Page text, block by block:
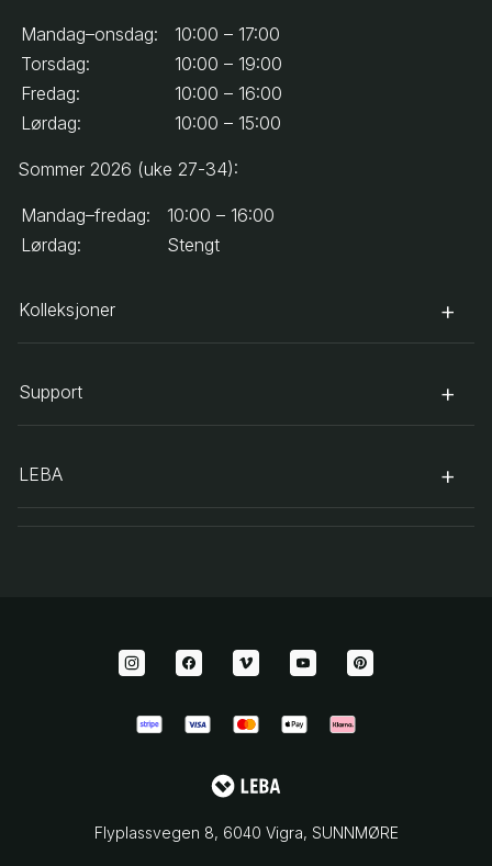
Mandag–onsdag:
10:00 – 17:00
Torsdag:
10:00 – 19:00
Fredag:
10:00 – 16:00
Lørdag:
10:00 – 15:00
Sommer 2026 (uke 27-34):
Mandag–fredag:
10:00 – 16:00
Lørdag:
Stengt
Kolleksjoner
Support
LEBA
Flyplassvegen 8, 6040 Vigra, SUNNMØRE